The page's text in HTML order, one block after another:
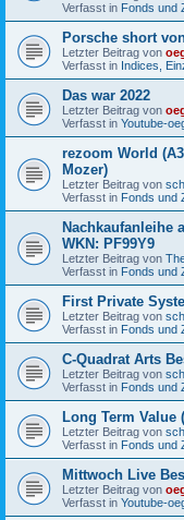
Verfasst in Fonds und
Porsche short
Letzter Beitrag von
Verfasst in Indices,
Das war 2022
Letzter Beitrag von
Verfasst in Youtube-
rezoom World
Mozer)
Letzter Beitrag von
Verfasst in Fonds und
Nachkaufanleihe
WKN: PF99Y9
Letzter Beitrag von
Verfasst in Fonds und
First Private
Letzter Beitrag von
Verfasst in Fonds und
C-Quadrat Arts
Letzter Beitrag von
Verfasst in Fonds und
Long Term Value
Letzter Beitrag von
Verfasst in Fonds und
Mittwoch Live
Letzter Beitrag von
Verfasst in Youtube-